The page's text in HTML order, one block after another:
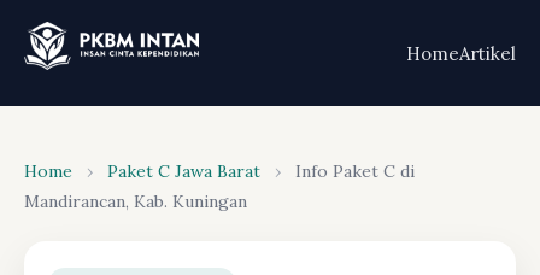
HomeArtikel
Home › Paket C Jawa Barat ›
Info Paket C di
Mandirancan, Kab. Kuningan